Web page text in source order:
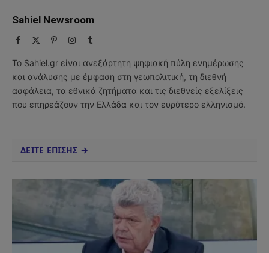
Sahiel Newsroom
Facebook PinterestInstagram
Tumblr
Το Sahiel.gr είναι ανεξάρτητη ψηφιακή πύλη ενημέρωσης
και ανάλυσης με έμφαση στη γεωπολιτική, τη διεθνή
ασφάλεια, τα εθνικά ζητήματα και τις διεθνείς εξελίξεις
που επηρεάζουν την Ελλάδα και τον ευρύτερο ελληνισμό.
ΔΕΙΤΕ ΕΠΙΣΗΣ →